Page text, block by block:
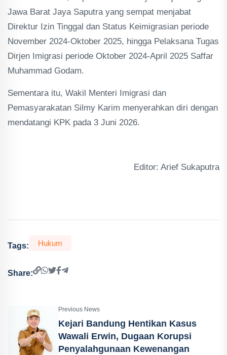
Jawa Barat Jaya Saputra yang sempat menjabat
Direktur Izin Tinggal dan Status Keimigrasian periode
November 2024-Oktober 2025, hingga Pelaksana Tugas
Dirjen Imigrasi periode Oktober 2024-April 2025 Saffar
Muhammad Godam.
Sementara itu, Wakil Menteri Imigrasi dan
Pemasyarakatan Silmy Karim menyerahkan diri dengan
mendatangi KPK pada 3 Juni 2026.
Editor: Arief Sukaputra
Tags: Hukum
Share:
Previous News
Kejari Bandung Hentikan Kasus
Wawali Erwin, Dugaan Korupsi
Penyalahgunaan Kewenangan